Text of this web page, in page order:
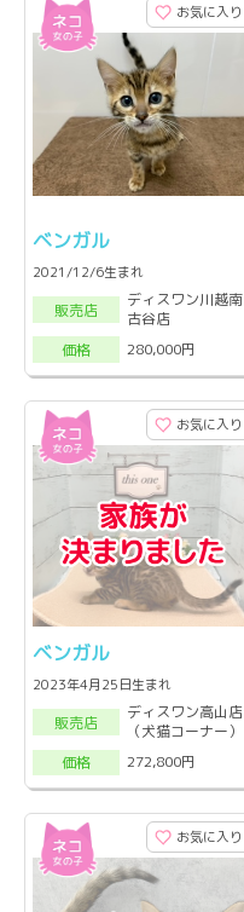
お気に入り
ベンガル
2021/12/6生まれ
販売店
ディスワン川越南
古谷店
価格
280,000円
お気に入り
ベンガル
2023年4月25日生まれ
販売店
ディスワン高山店
（犬猫コーナー）
価格
272,800円
お気に入り